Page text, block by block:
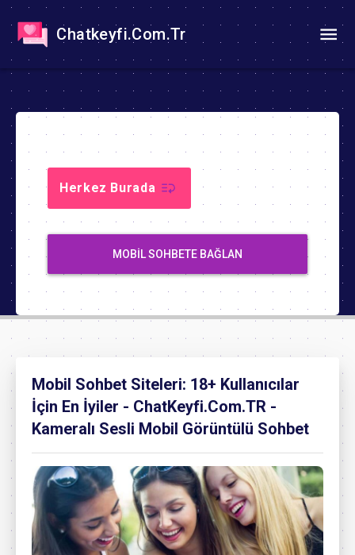
Chatkeyfi.Com.Tr
Herkez Burada
MOBIL SOHBETE BAĞLAN
Mobil Sohbet Siteleri: 18+ Kullanıcılar
İçin En İyiler - ChatKeyfi.Com.TR -
Kameralı Sesli Mobil Görüntülü Sohbet